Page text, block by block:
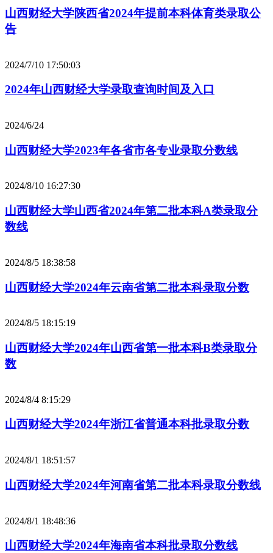
山西财经大学陕西省2024年提前本科体育类录取公
告
2024/7/10 17:50:03
2024年山西财经大学录取查询时间及入口
2024/6/24
山西财经大学2023年各省市各专业录取分数线
2024/8/10 16:27:30
山西财经大学山西省2024年第二批本科A类录取分
数线
2024/8/5 18:38:58
山西财经大学2024年云南省第二批本科录取分数
2024/8/5 18:15:19
山西财经大学2024年山西省第一批本科B类录取分
数
2024/8/4 8:15:29
山西财经大学2024年浙江省普通本科批录取分数
2024/8/1 18:51:57
山西财经大学2024年河南省第二批本科录取分数线
2024/8/1 18:48:36
山西财经大学2024年海南省本科批录取分数线